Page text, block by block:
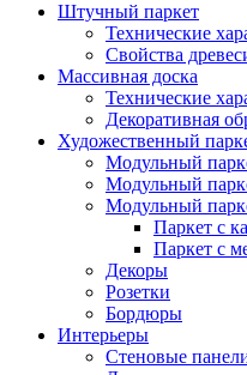
Штучный паркет
Технические
Свойства
Массивная доска
Технические
Декоративная
Художественный
Модульный
Модульный
Модульный
Паркет с
Паркет с
Декоры
Розетки
Бордюры
Интерьеры
Стеновые